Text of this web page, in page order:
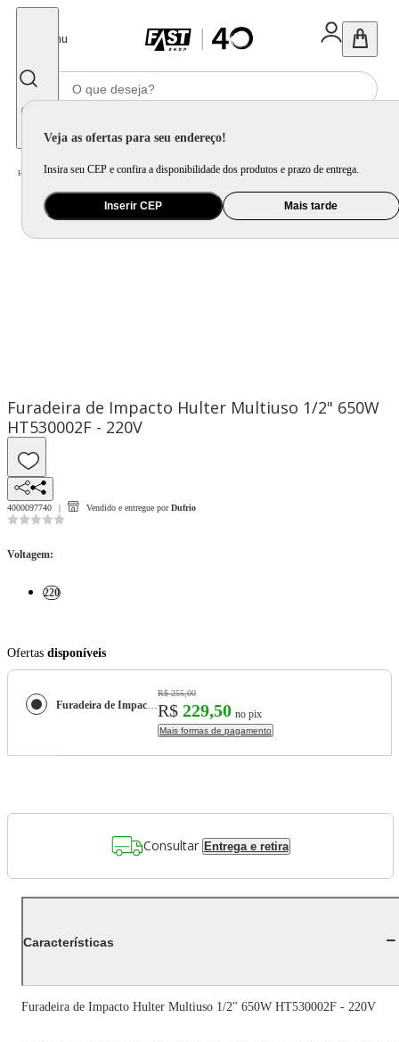
Menu
Veja as ofertas para seu endereço!
Insira seu CEP e confira a disponibilidade dos produtos e prazo de entrega.
Inserir CEP Mais tarde
Home Ferramenta e Jardim / Ferramenta Elétrica
Furadeira de Impacto Hulter Multiuso 1/2" 650W
HT530002F - 220V
4000097740 Vendido e entregue por Dufrio
Voltagem:
220
Ofertas disponíveis
Furadeira de Impacto Hulter Multiuso 1/2" 650W HT530002F - 220V
R$ 255,00
R$ 229,50 no pix
Mais formas de pagamento
Consultar Entrega e retira
Características
Furadeira de Impacto Hulter Multiuso 1/2" 650W HT530002F - 220V